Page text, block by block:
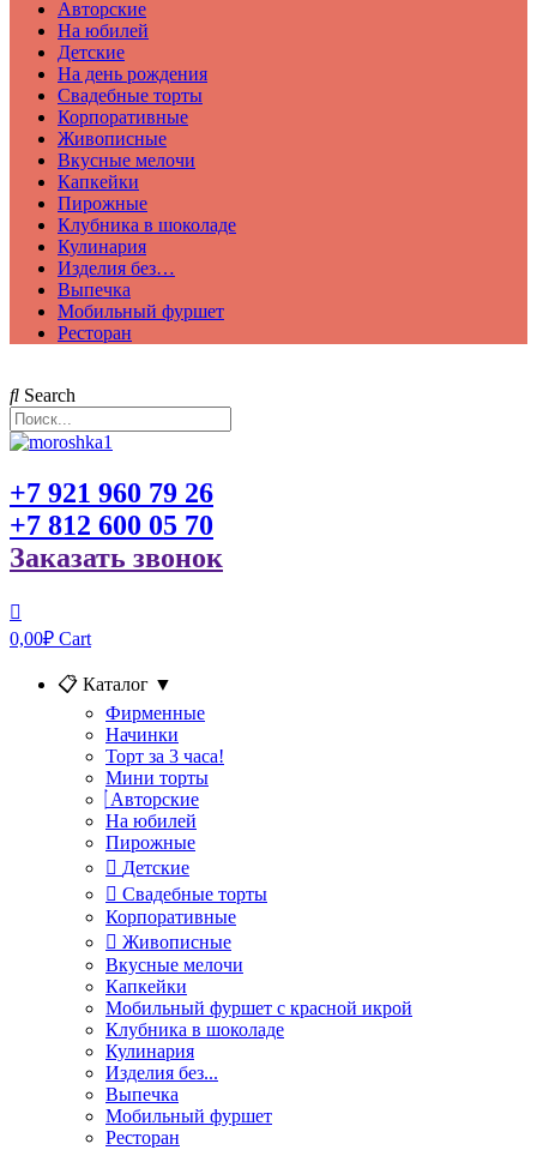
Авторские
На юбилей
Детские
На день рождения
Свадебные торты
Корпоративные
Живописные
Вкусные мелочи
Капкейки
Пирожные
Клубника в шоколаде
Кулинария
Изделия без…
Выпечка
Мобильный фуршет
Ресторан
Search
+7 921 960 79 26
+7 812 600 05 70
Заказать звонок
0,00₽ Cart
📋 Каталог ▼
Фирменные
Начинки
Торт за 3 часа!
Мини торты
Авторские
На юбилей
Пирожные
Детские
Свадебные торты
Корпоративные
Живописные
Вкусные мелочи
Капкейки
Мобильный фуршет с красной икрой
Клубника в шоколаде
Кулинария
Изделия без...
Выпечка
Мобильный фуршет
Ресторан